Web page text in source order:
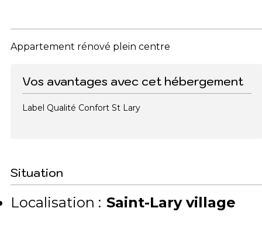
Appartement rénové plein centre
Vos avantages avec cet hébergement
Label Qualité Confort St Lary
Situation
Localisation : Saint-Lary village